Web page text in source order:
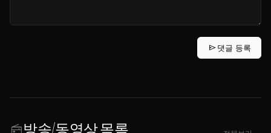
send댓글 등록
radio방송/동영상 목록